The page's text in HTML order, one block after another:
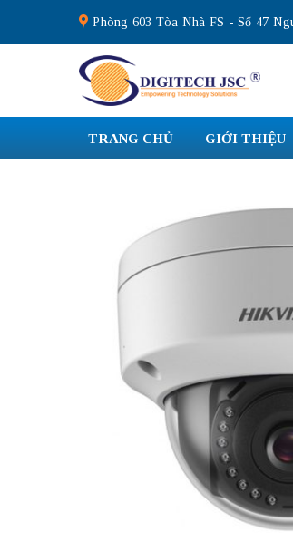
content
Phòng 603 Tòa Nhà FS - Số 47
TRANG CHỦ GIỚI THIỆU